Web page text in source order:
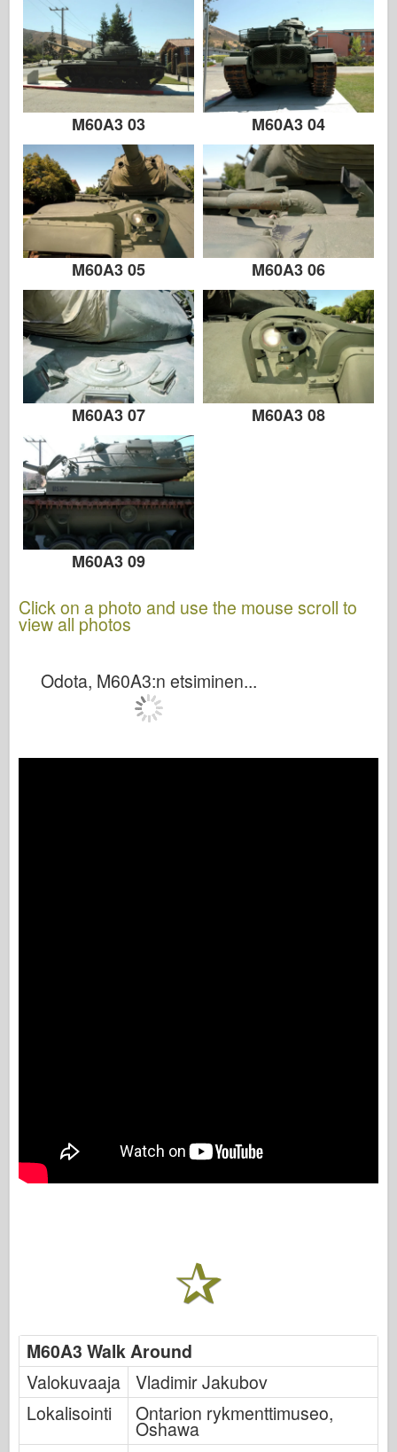
M60A3 03 M60A3 04
M60A3 05 M60A3 06
M60A3 07 M60A3 08
M60A3 09
Click on a photo and use the mouse scroll to
view all photos
Odota, M60A3:n etsiminen...
M60A3 Walk Around
Valokuvaaja
Vladimir Jakubov
Lokalisointi
Ontarion rykmenttimuseo,
Oshawa